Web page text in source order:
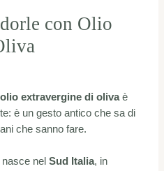
con Olio
olio extravergine di olivaè
è un gesto antico che sa di
che sanno fare.
nasce nelSud Italia, in